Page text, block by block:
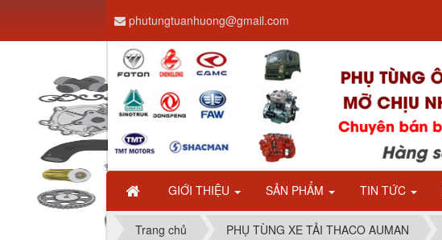
GIỚI THIỆU SẢN PHẨM TIN TỨC
phutungtuanhuong@gmail.com
Trang chủ PHỤ TÙNG XE TẢI THACO AUMAN
Dây ga CAMC H08 dài
2.68m